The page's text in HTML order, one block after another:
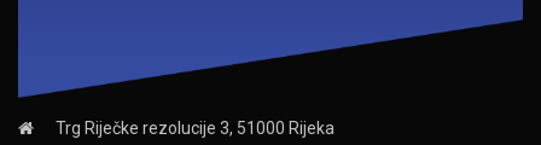
Trg Riječke rezolucije 3, 51000 Rijeka